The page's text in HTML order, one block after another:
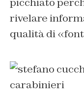
rivelare
qualità di